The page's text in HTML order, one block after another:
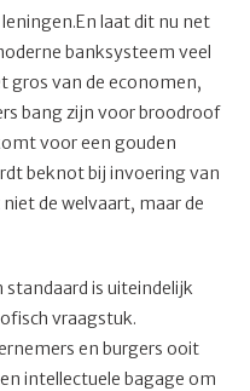
laat dit nu net
banksysteem veel
gros van de economen,
bang zijn voor broodroof
voor een gouden
beknot bij invoering van
de welvaart, maar de
is uiteindelijk
vraagstuk.
en burgers ooit
intellectuele bagage om